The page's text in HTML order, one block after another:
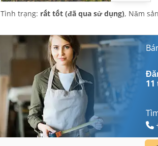
Tình trạng: rất tốt (đã qua sử dụng), Năm